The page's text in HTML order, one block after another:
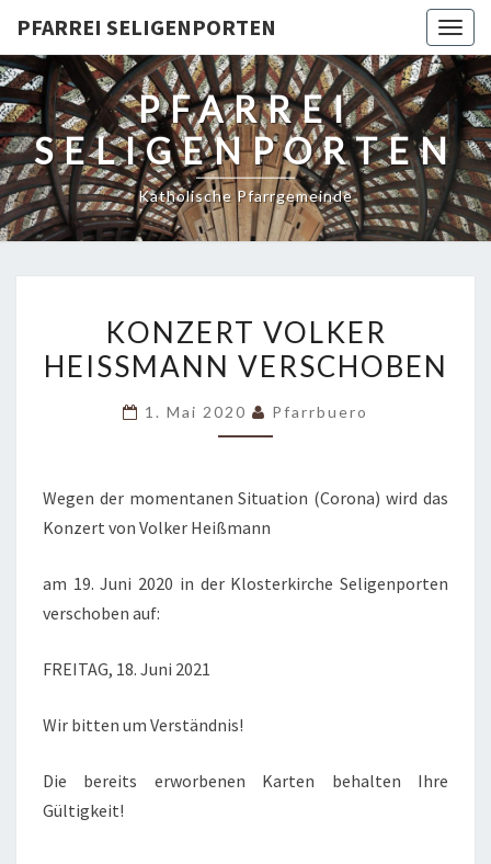
PFARREI SELIGENPORTEN
PFARREI
SELIGENPORTEN
Katholische Pfarrgemeinde
VOLKER
HEISSMANN V
KONZERT VOLKER
HEISSMANN VERSCHOBEN
1. Mai 2020 Pfarrbuero
Wegen der momentanen Situation (Corona) wird das
Konzert von Volker Heißmann
am 19. Juni 2020 in der Klosterkirche Seligenporten
verschoben auf:
FREITAG, 18. Juni 2021
Wir bitten um Verständnis!
Die bereits erworbenen Karten behalten Ihre
Gültigkeit!